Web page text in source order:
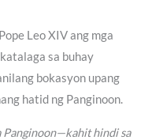
Leo XIV ang mga
sa buhay
bokasyon upang
hatid ng Panginoon.
Panginoon—kahit hindi sa